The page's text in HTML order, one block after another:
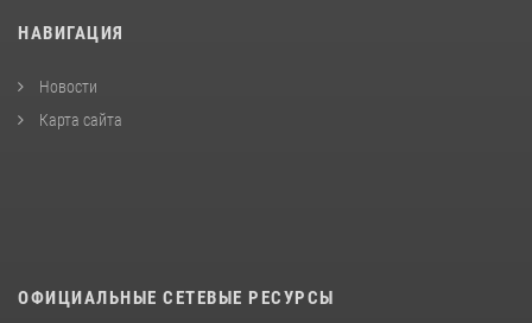
НАВИГАЦИЯ
Новости
Карта сайта
ОФИЦИАЛЬНЫЕ СЕТЕВЫЕ РЕСУРСЫ